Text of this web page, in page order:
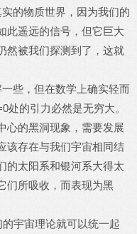
的物质世界，因为我们的
此遥远的信号，但它巨大
然被我们探测到了，这就
些，但在数学上确实轻而
处的引力必然是无穷大。
心的黑洞现象，需要发展
该存在与我们宇宙相同结
的太阳系和银河系大得太
们所吸收，而表现为黑
宇宙理论就可以统一起